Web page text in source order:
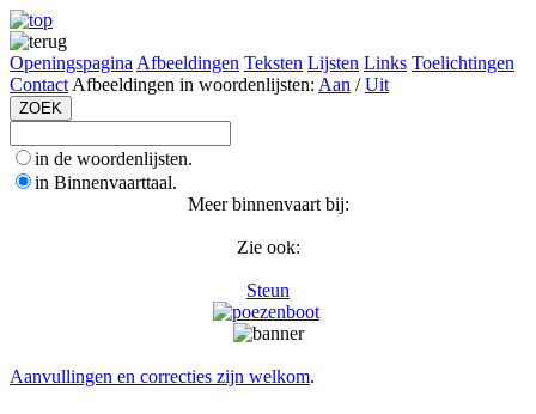
Openingspagina Afbeeldingen Teksten Lijsten Links Toelichtingen
Contact Afbeeldingen in woordenlijsten: Aan /Uit
in de woordenlijsten.
in Binnenvaarttaal.
Meer binnenvaart bij:
Zie ook:
Steun
Aanvullingen en correcties zijn welkom.